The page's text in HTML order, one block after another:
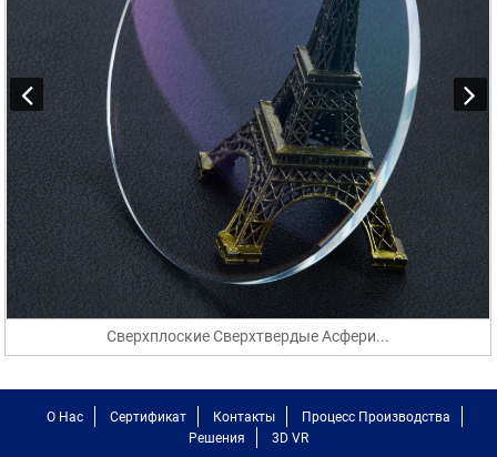
Сверхплоские Сверхтвердые Асфери...
О Нас Сертификат Контакты
Процесс Производства
Решения
3D VR